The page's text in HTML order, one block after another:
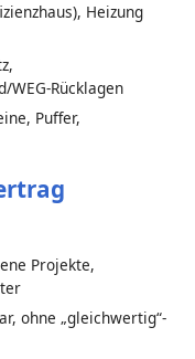
Heizung
WEG-Rücklagen
Puffer,
Projekte,
ohne „gleichwertig“-